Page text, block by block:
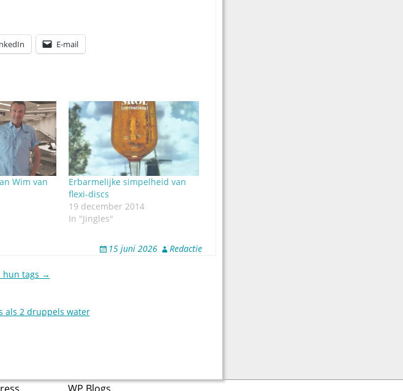
E-mail
Wim van
Erbarmelijke simpelheid van
flexi-discs
19 december 2014
In "Jingles"
15 juni 2026 Redactie
hun tags →
als 2 druppels water